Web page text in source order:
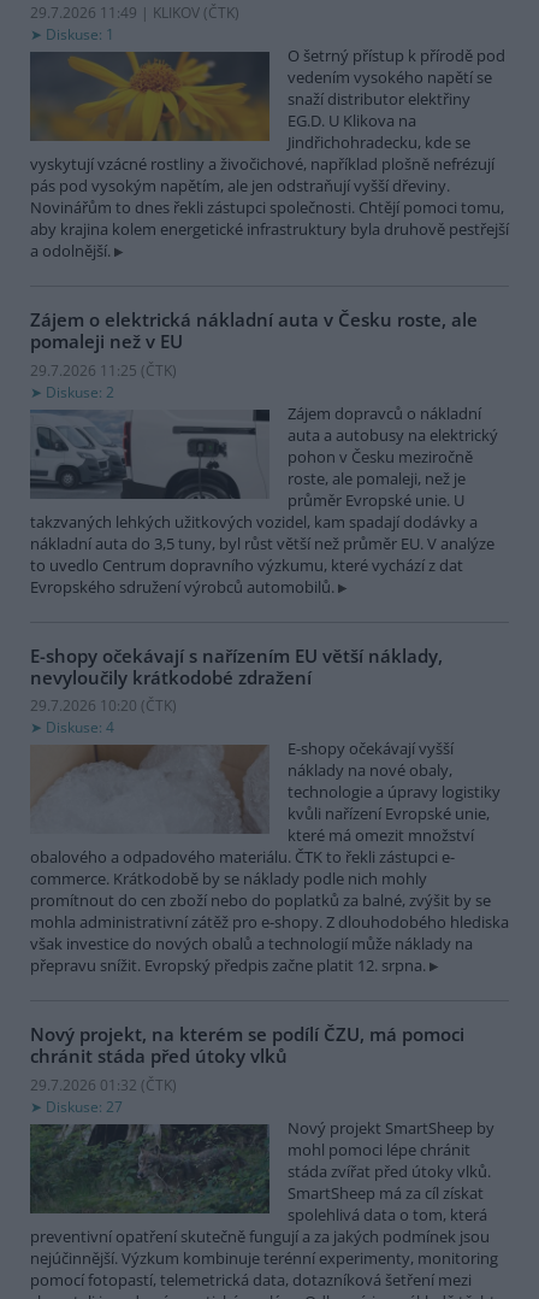
29.7.2026 11:49 | KLIKOV (ČTK)
Diskuse: 1
O šetrný přístup k přírodě pod
vedením vysokého napětí se
snaží distributor elektřiny
EG.D. U Klikova na
Jindřichohradecku, kde se
vyskytují vzácné rostliny a živočichové, například plošně nefrézují
pás pod vysokým napětím, ale jen odstraňují vyšší dřeviny.
Novinářům to dnes řekli zástupci společnosti. Chtějí pomoci tomu,
aby krajina kolem energetické infrastruktury byla druhově pestřejší
a odolnější.
Zájem o elektrická nákladní auta v Česku roste, ale
pomaleji než v EU
29.7.2026 11:25 (ČTK)
Diskuse: 2
Zájem dopravců o nákladní
auta a autobusy na elektrický
pohon v Česku meziročně
roste, ale pomaleji, než je
průměr Evropské unie. U
takzvaných lehkých užitkových vozidel, kam spadají dodávky a
nákladní auta do 3,5 tuny, byl růst větší než průměr EU. V analýze
to uvedlo Centrum dopravního výzkumu, které vychází z dat
Evropského sdružení výrobců automobilů.
E-shopy očekávají s nařízením EU větší náklady,
nevyloučily krátkodobé zdražení
29.7.2026 10:20 (ČTK)
Diskuse: 4
E-shopy očekávají vyšší
náklady na nové obaly,
technologie a úpravy logistiky
kvůli nařízení Evropské unie,
které má omezit množství
obalového a odpadového materiálu. ČTK to řekli zástupci e-
commerce. Krátkodobě by se náklady podle nich mohly
promítnout do cen zboží nebo do poplatků za balné, zvýšit by se
mohla administrativní zátěž pro e-shopy. Z dlouhodobého hlediska
však investice do nových obalů a technologií může náklady na
přepravu snížit. Evropský předpis začne platit 12. srpna.
Nový projekt, na kterém se podílí ČZU, má pomoci
chránit stáda před útoky vlků
29.7.2026 01:32 (ČTK)
Diskuse: 27
Nový projekt SmartSheep by
mohl pomoci lépe chránit
stáda zvířat před útoky vlků.
SmartSheep má za cíl získat
spolehlivá data o tom, která
preventivní opatření skutečně fungují a za jakých podmínek jsou
nejúčinnější. Výzkum kombinuje terénní experimenty, monitoring
pomocí fotopastí, telemetrická data, dotazníková šetření mezi